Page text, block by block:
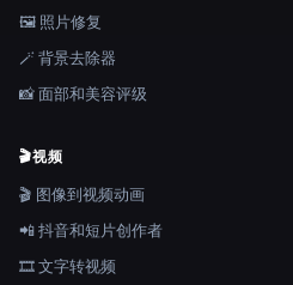
🖼️ 照片修复
🪄 背景去除器
📸 面部和美容评级
🎬视频
🎬 图像到视频动画
📲 抖音和短片创作者
🎞️ 文字转视频